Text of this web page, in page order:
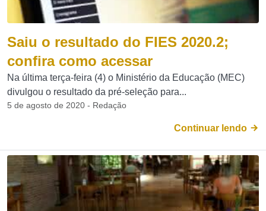
Saiu o resultado do FIES 2020.2;
confira como acessar
Na última terça-feira (4) o Ministério da Educação (MEC)
divulgou o resultado da pré-seleção para...
5 de agosto de 2020 - Redação
Continuar lendo